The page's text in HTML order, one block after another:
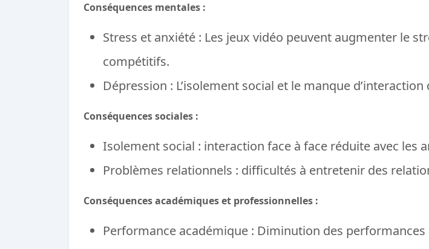
Conséquences mentales :
Stress et anxiété : Les jeux vidéo peuvent augmenter le
compétitifs.
Dépression : L’isolement social et le manque
Conséquences sociales :
Isolement social : interaction face à face réduite avec les
Problèmes relationnels : difficultés à entretenir des
Conséquences académiques et professionnelles :
Performance académique : Diminution des